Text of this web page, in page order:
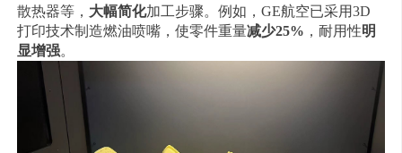
散热器等， 大幅简化加工步骤。例如，GE航空已采用3D
打印技术制造燃油喷嘴，使零件重量减少25% ，耐用性明
显增强。